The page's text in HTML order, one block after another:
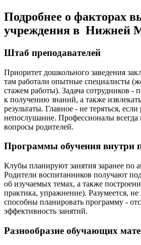
Подробнее о факторах
учреждения в Нижней
Штаб преподавателей
Приоритет дошкольного заведения
там работали опытные специалисты
стажем работы). Задача сотрудников -
к получению знаний, а также
результаты. Главное - не теряться,
непослушание. Профессионалы всегда
вопросы родителей.
Программы обучения внутри
Клубы планируют занятия заранее по
Родители воспитанников получают
об изучаемых темах, а также
практика, упражнение). Разумеется,
способны планировать программу -
эффективность занятий.
Разнообразие обучающих